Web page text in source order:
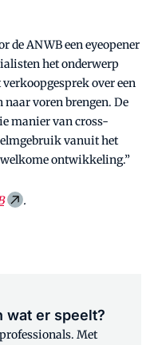
de ANWB een eyeopener
het onderwerp
over een
voren brengen. De
manier van cross-
vanuit het
ontwikkeling.”
.
wat er speelt?
Met